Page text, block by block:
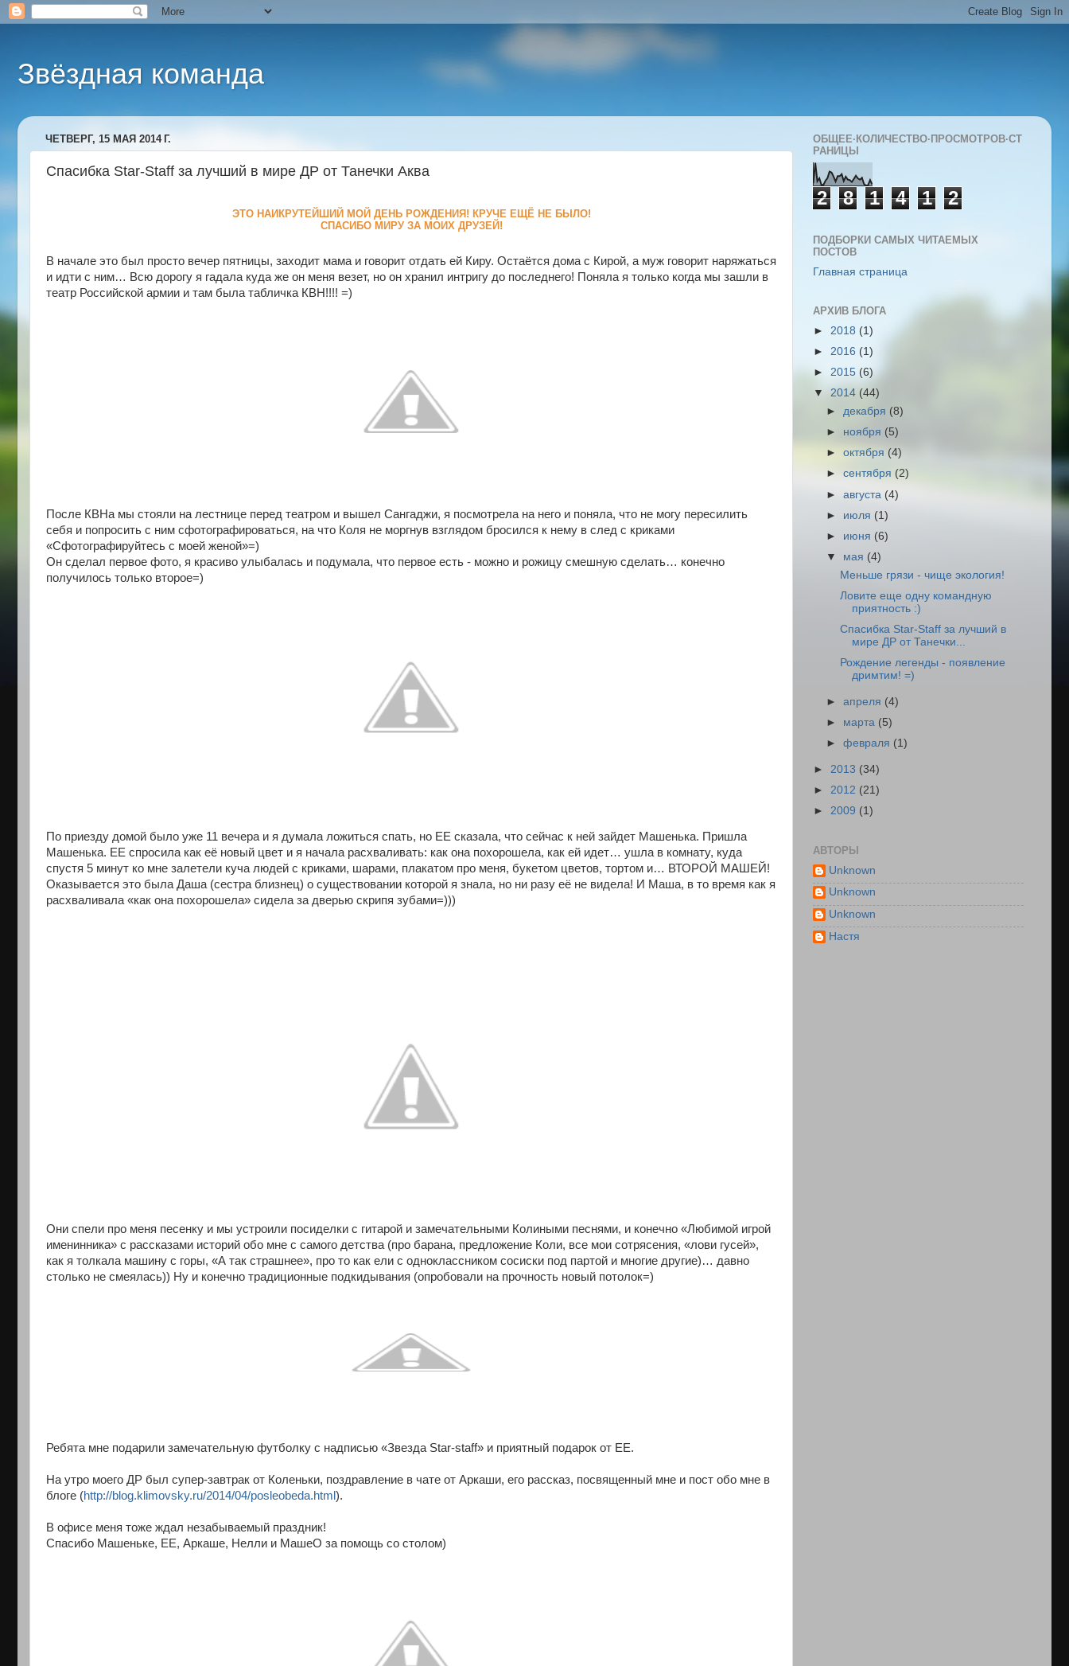
Звёздная команда
ЧЕТВЕРГ, 15 МАЯ 2014 Г.
Спасибка Star-Staff за лучший в мире ДР от Танечки Аква
ЭТО НАИКРУТЕЙШИЙ МОЙ ДЕНЬ РОЖДЕНИЯ! КРУЧЕ ЕЩЁ НЕ БЫЛО!
СПАСИБО МИРУ ЗА МОИХ ДРУЗЕЙ!
В начале это был просто вечер пятницы, заходит мама и говорит отдать ей Киру. Остаётся дома с Кирой, а муж говорит наряжаться
и идти с ним… Всю дорогу я гадала куда же он меня везет, но он хранил интригу до последнего! Поняла я только когда мы зашли в
театр Российской армии и там была табличка КВН!!!! =)
После КВНа мы стояли на лестнице перед театром и вышел Сангаджи, я посмотрела на него и поняла, что не могу пересилить
себя и попросить с ним сфотографироваться, на что Коля не моргнув взглядом бросился к нему в след с криками
«Сфотографируйтесь с моей женой»=)
Он сделал первое фото, я красиво улыбалась и подумала, что первое есть - можно и рожицу смешную сделать… конечно
получилось только второе=)
По приезду домой было уже 11 вечера и я думала ложиться спать, но ЕЕ сказала, что сейчас к ней зайдет Машенька. Пришла
Машенька. ЕЕ спросила как её новый цвет и я начала расхваливать: как она похорошела, как ей идет… ушла в комнату, куда
спустя 5 минут ко мне залетели куча людей с криками, шарами, плакатом про меня, букетом цветов, тортом и… ВТОРОЙ МАШЕЙ!
Оказывается это была Даша (сестра близнец) о существовании которой я знала, но ни разу её не видела! И Маша, в то время как я
расхваливала «как она похорошела» сидела за дверью скрипя зубами=)))
Они спели про меня песенку и мы устроили посиделки с гитарой и замечательными Колиными песнями, и конечно «Любимой игрой
именинника» с рассказами историй обо мне с самого детства (про барана, предложение Коли, все мои сотрясения, «лови гусей»,
как я толкала машину с горы, «А так страшнее», про то как ели с одноклассником сосиски под партой и многие другие)… давно
столько не смеялась)) Ну и конечно традиционные подкидывания (опробовали на прочность новый потолок=)
Ребята мне подарили замечательную футболку с надписью «Звезда Star-staff» и приятный подарок от ЕЕ.
На утро моего ДР был супер-завтрак от Коленьки, поздравление в чате от Аркаши, его рассказ, посвященный мне и пост обо мне в
блоге (http://blog.klimovsky.ru/2014/04/posleobeda.html).
В офисе меня тоже ждал незабываемый праздник!
Спасибо Машеньке, ЕЕ, Аркаше, Нелли и МашеО за помощь со столом)
ОБЩЕЕ·КОЛИЧЕСТВО·ПРОСМОТРОВ·СТ
РАНИЦЫ
2 8 1 4 1 2
ПОДБОРКИ САМЫХ ЧИТАЕМЫХ
ПОСТОВ
Главная страница
АРХИВ БЛОГА
► 2018 (1)
► 2016 (1)
► 2015 (6)
▼ 2014 (44)
►декабря (8)
► ноября (5)
►октября (4)
►сентября (2)
►августа (4)
► июля (1)
► июня (6)
▼ мая (4)
Меньше грязи - чище экология!
Ловите еще одну командную
приятность :)
Спасибка Star-Staff за лучший в
мире ДР от Танечки...
Рождение легенды - появление
дримтим! =)
►апреля (4)
► марта (5)
►февраля (1)
► 2013 (34)
► 2012 (21)
► 2009 (1)
АВТОРЫ
Unknown
Unknown
Unknown
Настя